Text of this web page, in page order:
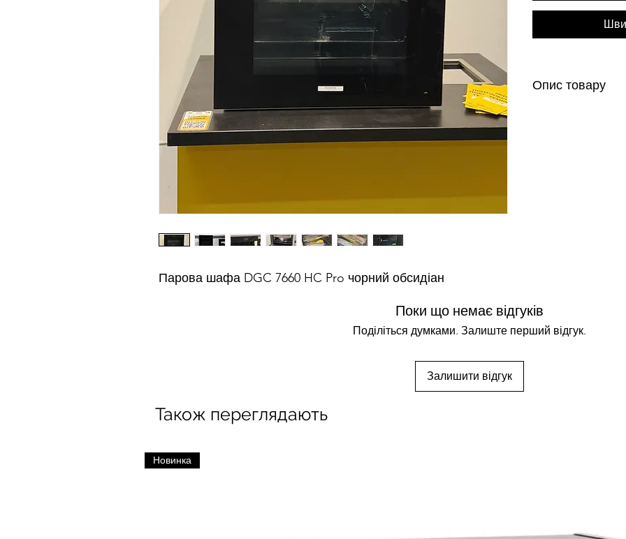
Парова шафа DGC 7660 HC Pro чорний обсидіан
Опис товару
Поки що немає відгуків
Поділіться думками. Залиште перший відгук.
Залишити відгук
Також переглядають
Новинка